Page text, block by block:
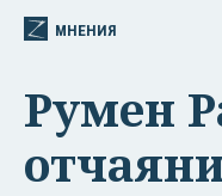
МНЕНИЯ
Румен